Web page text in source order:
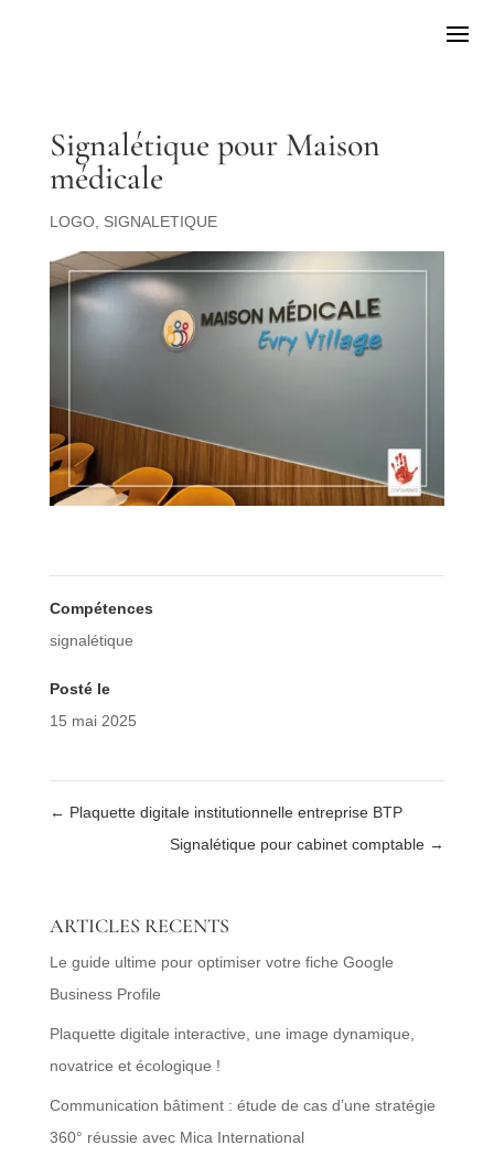
Signalétique pour Maison
médicale
LOGO, SIGNALETIQUE
Compétences
signalétique
Posté le
15 mai 2025
← Plaquette digitale institutionnelle entreprise BTP
Signalétique pour cabinet comptable →
ARTICLES RECENTS
Le guide ultime pour optimiser votre fiche Google
Business Profile
Plaquette digitale interactive, une image dynamique,
novatrice et écologique !
Communication bâtiment : étude de cas d’une stratégie
360° réussie avec Mica International